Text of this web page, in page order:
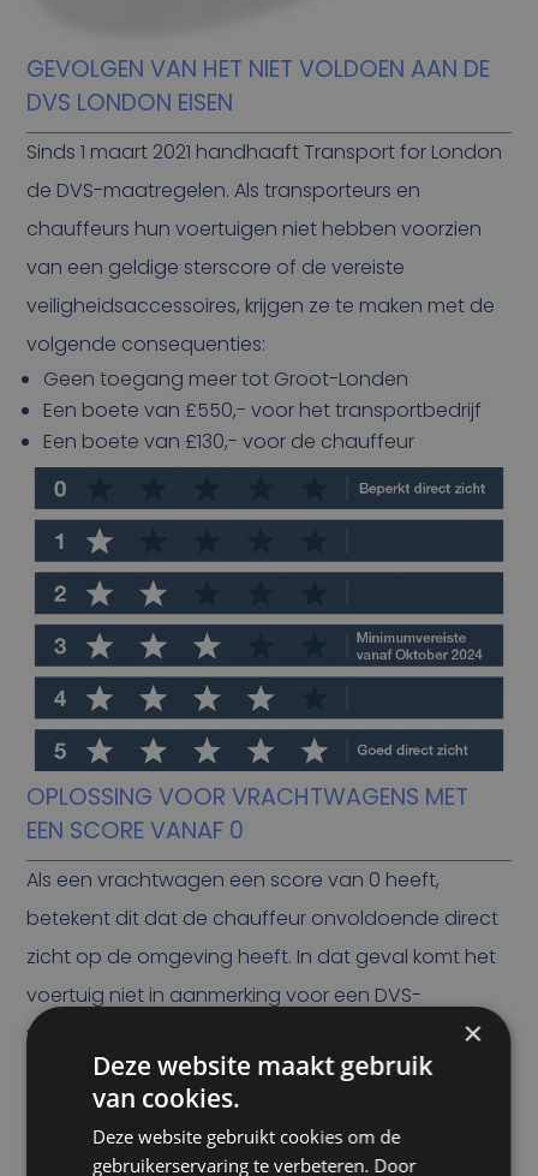
GEVOLGEN VAN HET NIET VOLDOEN AAN DE
DVS LONDON EISEN
Sinds 1 maart 2021 handhaaft Transport for London
de DVS-maatregelen. Als transporteurs en
chauffeurs hun voertuigen niet hebben voorzien
van een geldige sterscore of de vereiste
veiligheidsaccessoires, krijgen ze te maken met de
volgende consequenties:
Geen toegang meer tot Groot-Londen
Een boete van £550,- voor het transportbedrijf
Een boete van £130,- voor de chauffeur
OPLOSSING VOOR VRACHTWAGENS MET
EEN SCORE VANAF 0
Als een vrachtwagen een score van 0 heeft,
betekent dit dat de chauffeur onvoldoende direct
zicht op de omgeving heeft. In dat geval komt het
voertuig niet in aanmerking voor een DVS-
vergunning. Om toch een vergunning te
bemachtigen, moeten voertuigen met 0 sterren
voldoen aan de eisen van het ‘Safe System’.
Hierdoor wordt de sterscore van de truck verhoogd
×
Deze website maakt gebruik
van cookies.
Deze website gebruikt cookies om de
gebruikerservaring te verbeteren. Door